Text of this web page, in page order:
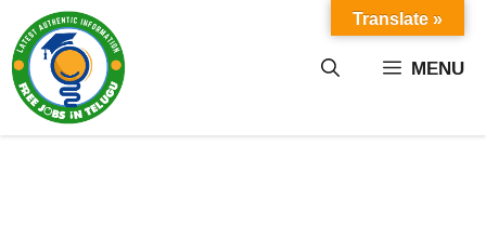
content MENU
Translate »